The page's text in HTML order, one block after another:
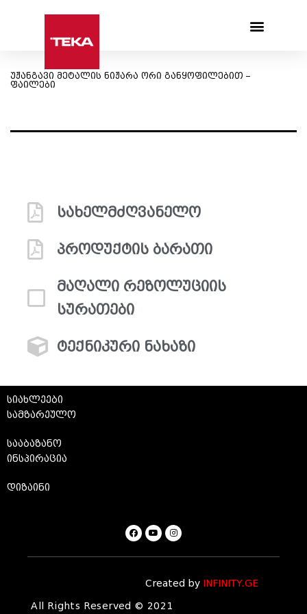
უჟანგავი მეტალის ნიჟარა ორი განყოფილებით –
ფაილები
სახელმძღვანელო
პროდუქტის ბარათი
მაღალი რეზოლუციის
სურათები
ტექნიკური ნახაზი
სიახლეები
სამზარეულო
სააბაზანო
ინსპირაცია
დიზაინი
Created by INFINITY.GE
All Rights Reserved © 2021